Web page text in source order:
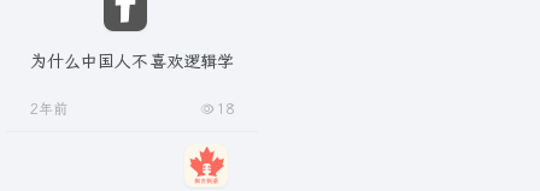
为什么中国人不喜欢逻辑学
2年前 18